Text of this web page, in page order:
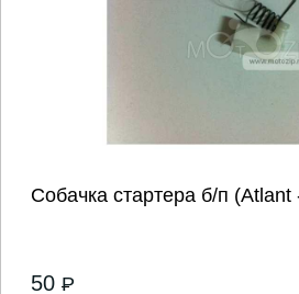
Собачка стартера б/п
50 P